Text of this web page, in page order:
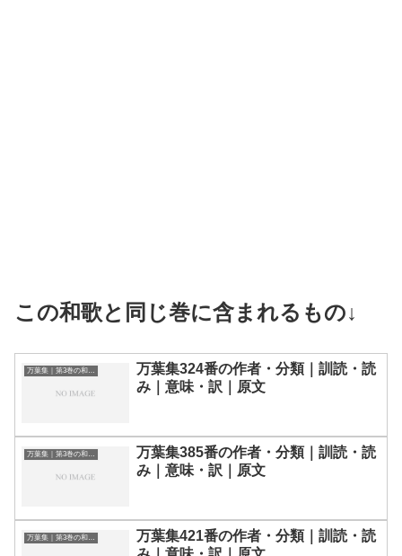
この和歌と同じ巻に含まれるもの↓
万葉集324番の作者・分類｜訓読・読
み｜意味・訳｜原文
万葉集｜第3巻の和歌一覧
万葉集385番の作者・分類｜訓読・読
み｜意味・訳｜原文
万葉集｜第3巻の和歌一覧
万葉集421番の作者・分類｜訓読・読